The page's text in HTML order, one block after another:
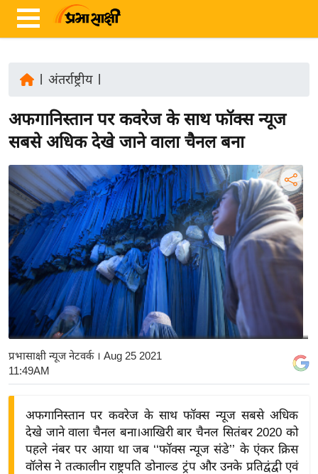
ज़ा
ख
रा
ष्ट्री
य
अं
त
र्रा
ष्ट्री
य
बि
ज़
द्यो
अंतर्राष्ट्रीय|
अफगानिस्तान पर कवरेज के साथ फॉक्स न्यूज
सबसे अधिक देखे जाने वाला चैनल बना
प्रभासाक्षी न्यूज नेटवर्क। Aug 25 2021
11:49AM
अफगानिस्तान पर कवरेज के साथ फॉक्स न्यूज सबसे अधिक
देखे जाने वाला चैनल बना।आखिरी बार चैनल सितंबर 2020 को
पहले नंबर पर आया था जब ‘‘फॉक्स न्यूज संडे’’ के एंकर क्रिस
वॉलेस ने तत्कालीन राष्ट्रपति डोनाल्ड ट्रंप और उनके प्रतिद्वंद्वी एवं